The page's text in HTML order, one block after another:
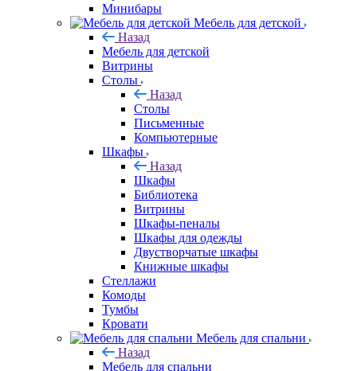
Минибары
Мебель для детской
Назад
Мебель для детской
Витрины
Столы
Назад
Столы
Письменные
Компьютерные
Шкафы
Назад
Шкафы
Библиотека
Витрины
Шкафы-пеналы
Шкафы для одежды
Двустворчатые шкафы
Книжные шкафы
Стеллажи
Комоды
Тумбы
Кровати
Мебель для спальни
Назад
Мебель для спальни